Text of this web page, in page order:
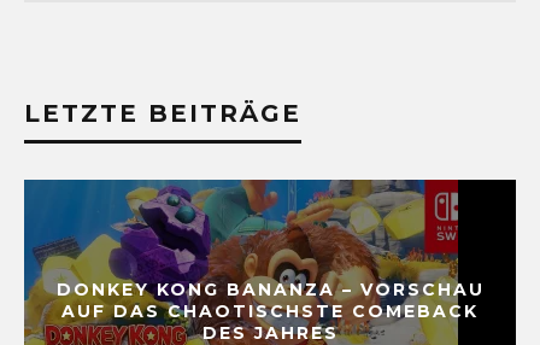
LETZTE BEITRÄGE
DONKEY KONG BANANZA – VORSCHAU
AUF DAS CHAOTISCHSTE COMEBACK
DES JAHRES